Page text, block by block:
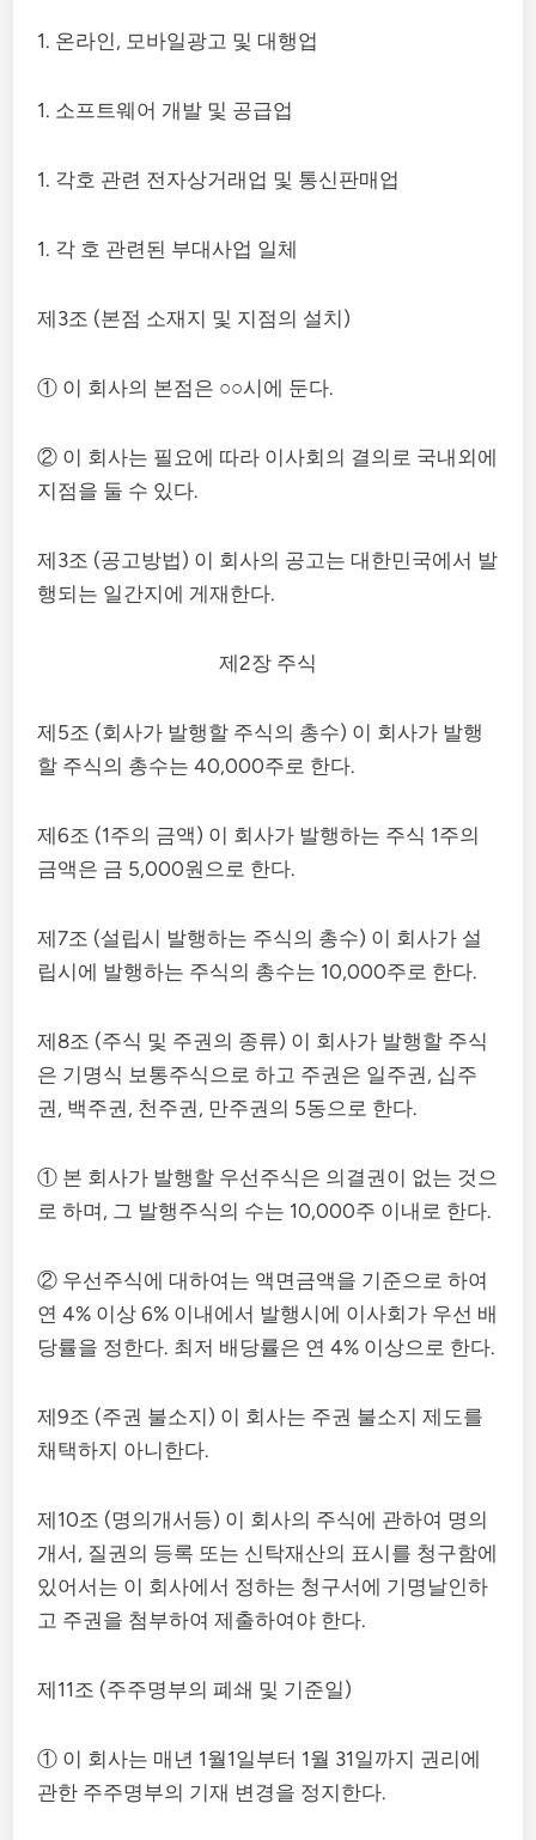
1. 온라인, 모바일광고 및 대행업
1. 소프트웨어 개발 및 공급업
1. 각호 관련 전자상거래업 및 통신판매업
1. 각 호 관련된 부대사업 일체
제3조 (본점 소재지 및 지점의 설치)
① 이 회사의 본점은 ○○시에 둔다.
② 이 회사는 필요에 따라 이사회의 결의로 국내외에
지점을 둘 수 있다.
제3조 (공고방법) 이 회사의 공고는 대한민국에서 발
행되는 일간지에 게재한다.
제2장 주식
제5조 (회사가 발행할 주식의 총수) 이 회사가 발행
할 주식의 총수는 40,000주로 한다.
제6조 (1주의 금액) 이 회사가 발행하는 주식 1주의
금액은 금 5,000원으로 한다.
제7조 (설립시 발행하는 주식의 총수) 이 회사가 설
립시에 발행하는 주식의 총수는 10,000주로 한다.
제8조 (주식 및 주권의 종류) 이 회사가 발행할 주식
은 기명식 보통주식으로 하고 주권은 일주권, 십주
권, 백주권, 천주권, 만주권의 5동으로 한다.
① 본 회사가 발행할 우선주식은 의결권이 없는 것으
로 하며, 그 발행주식의 수는 10,000주 이내로 한다.
② 우선주식에 대하여는 액면금액을 기준으로 하여
연 4% 이상 6% 이내에서 발행시에 이사회가 우선 배
당률을 정한다. 최저 배당률은 연 4% 이상으로 한다.
제9조 (주권 불소지) 이 회사는 주권 불소지 제도를
채택하지 아니한다.
제10조 (명의개서등) 이 회사의 주식에 관하여 명의
개서, 질권의 등록 또는 신탁재산의 표시를 청구함에
있어서는 이 회사에서 정하는 청구서에 기명날인하
고 주권을 첨부하여 제출하여야 한다.
제11조 (주주명부의 폐쇄 및 기준일)
① 이 회사는 매년 1월1일부터 1월 31일까지 권리에
관한 주주명부의 기재 변경을 정지한다.